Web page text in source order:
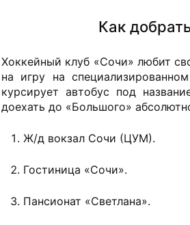
Как
Хоккейный клуб «Сочи» любит
на игру на
курсирует автобус под
доехать до «Большого»
Ж/д вокзал Сочи (ЦУМ).
Гостиница «Сочи».
Пансионат «Светлана».